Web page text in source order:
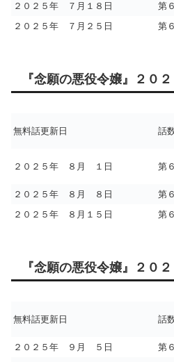
２０２５年 ７月１８日
第
２０２５年 ７月２５日
第
『念願の悪役令嬢』２０
無料話更新日 話
２０２５年 ８月 １日 第
２０２５年 ８月 ８日
第
２０２５年 ８月１５日
第
『念願の悪役令嬢』２０
無料話更新日 話
２０２５年 ９月 ５日 第